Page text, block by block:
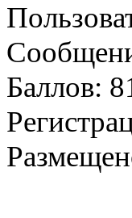
Баллов: